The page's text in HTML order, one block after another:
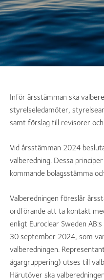
Inför årsstämman ska
styrelseledamöter,
samt förslag till revisorer
Vid årsstämman 2024
valberedning. Dessa
kommande bolagsstämma
Valberedningen föreslår
ordförande att ta kontakt
enligt Euroclear Sweden
30 september 2024, som
valberedningen.
ägargruppering) utses till
Härutöver ska